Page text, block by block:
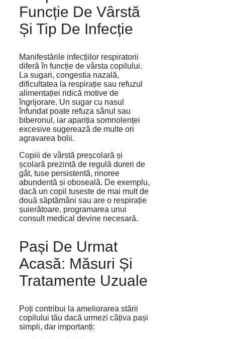
Funcție De Vârstă
Și Tip De Infecție
Manifestările infecțiilor respiratorii
diferă în funcție de vârsta copilului.
La sugari, congestia nazală,
dificultatea la respirație sau refuzul
alimentației ridică motive de
îngrijorare. Un sugar cu nasul
înfundat poate refuza sânul sau
biberonul, iar apariția somnolenței
excesive sugerează de multe ori
agravarea bolii.
Copiii de vârstă preșcolară și
școlară prezintă de regulă dureri de
gât, tuse persistentă, rinoree
abundentă și oboseală. De exemplu,
dacă un copil tuseste de mai mult de
două săptămâni sau are o respirație
șuierătoare, programarea unui
consult medical devine necesară.
Pași De Urmat
Acasă: Măsuri Și
Tratamente Uzuale
Poți contribui la ameliorarea stării
copilului tău dacă urmezi câțiva pași
simpli, dar importanți: